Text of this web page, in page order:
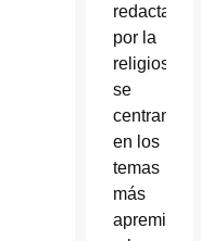
redactadas
por la
religiosa
se
centran
en los
temas
más
apremiantes